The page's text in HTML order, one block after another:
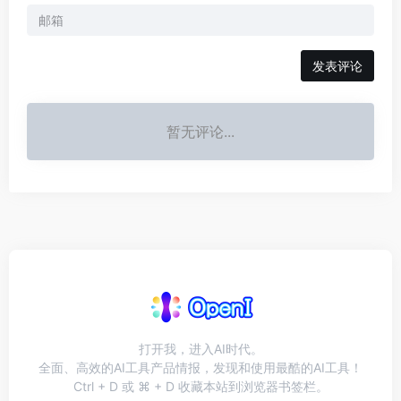
发表评论
暂无评论...
打开我，进入AI时代。
全面、高效的AI工具产品情报，发现和使用最酷的AI工具！
Ctrl + D 或 ⌘ + D 收藏本站到浏览器书签栏。